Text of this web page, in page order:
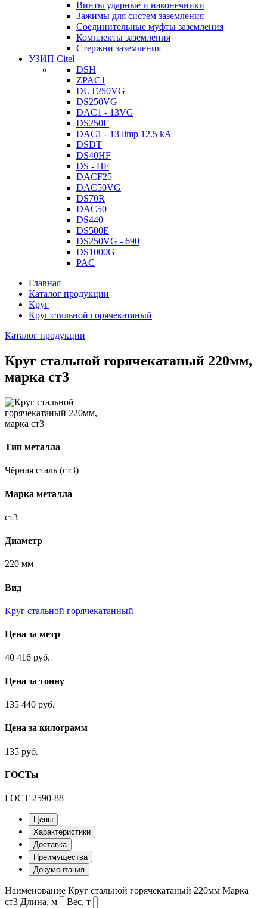
Винты ударные и наконечники
Зажимы для систем заземления
Соединительные муфты заземления
Комплекты заземления
Стержни заземления
УЗИП Citel
DSH
ZPAC1
DUT250VG
DS250VG
DAC1 - 13VG
DS250E
DAC1 - 13 limp 12.5 kA
DSDT
DS40HF
DS - HF
DACF25
DAC50VG
DS70R
DAC50
DS440
DS500E
DS250VG - 690
DS1000G
PAC
Главная
Каталог продукции
Круг
Круг стальной горячекатаный
Каталог продукции
Круг стальной горячекатаный 220мм,
марка ст3
Тип металла
Чёрная сталь (ст3)
Марка металла
ст3
Диаметр
220 мм
Вид
Круг стальной горячекатанный
Цена за метр
40 416 руб.
Цена за тонну
135 440 руб.
Цена за килограмм
135 руб.
ГОСТы
ГОСТ 2590-88
Цены
Характеристики
Доставка
Преимущества
Документация
Наименование Круг стальной горячекатаный 220мм Марка
ст3 Длина, м
Вес, т